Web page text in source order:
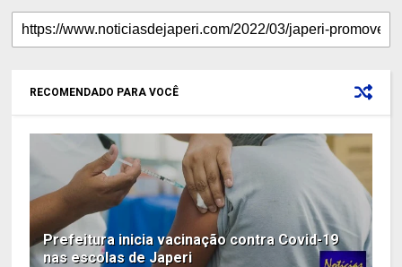
RECOMENDADO PARA VOCÊ
Prefeitura inicia vacinação contra Covid-19
nas escolas de Japeri